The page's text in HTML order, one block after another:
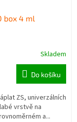
box 4 ml
Skladem
Do košíku
ZS, univerzálních
vrstvě na
a...